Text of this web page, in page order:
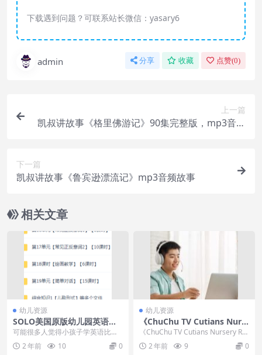
下载遇到问题？可联系站长微信：yasary6
admin 分享 收藏 点赞(0)
上一篇
凯叔讲故事《格里佛游记》90集完整版，mp3音频
下一篇
凯叔讲故事《鲁宾逊漂流记》mp3音频故事
相关文章
幼儿资源
SOLO美国原版幼儿园英语启
蒙全套视频课程16-19单元，
可能很多人觉得小孩子学英语比较
困难，但是家长不要害怕，让孩子
从小开始试着接触，说...
2 年前 10 0
幼儿资源
《ChuChu TV Cutians Nurs
ery Rhymes Baby Songs Se
《ChuChu TV Cutians Nursery Rh
ymes Baby S...
2 年前 9 0